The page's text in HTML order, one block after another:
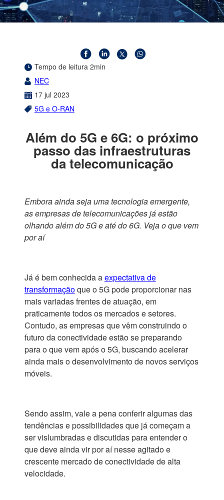
Tempo de leitura 2min
NEC
17 jul 2023
5G e O-RAN
Além do 5G e 6G: o próximo
passo das infraestruturas
da telecomunicação
Embora ainda seja uma tecnologia emergente,
as empresas de telecomunicações já estão
olhando além do 5G e até do 6G. Veja o que vem
por aí
Já é bem conhecida aexpectativa de
transformaçãoque o 5G pode proporcionar nas
mais variadas frentes de atuação, em
praticamente todos os mercados e setores.
Contudo, as empresas que vêm construindo o
futuro da conectividade estão se preparando
para o que vem após o 5G, buscando acelerar
ainda mais o desenvolvimento de novos serviços
móveis.
Sendo assim, vale a pena conferir algumas das
tendências e possibilidades que já começam a
ser vislumbradas e discutidas para entender o
que deve ainda vir por aí nesse agitado e
crescente mercado de conectividade de alta
velocidade.